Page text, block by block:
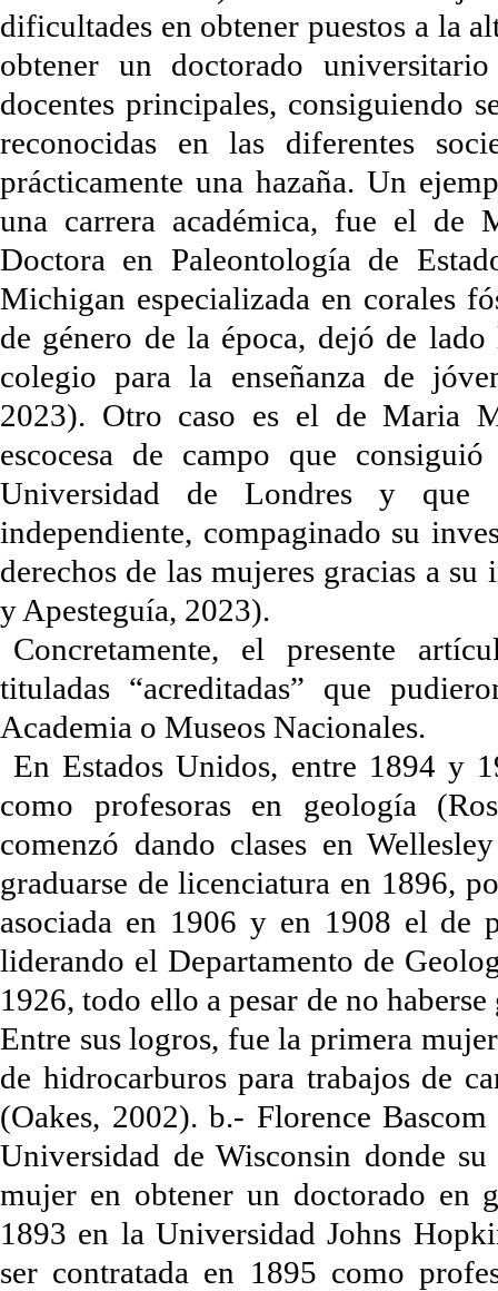
dificultades en obtener puestos a la
obtener un doctorado
docentes principales, consiguiendo
reconocidas en las diferentes
prácticamente una hazaña. Un
una carrera académica, fue el de
Doctora en Paleontología de
Michigan especializada en corales
de género de la época, dejó de
colegio para la enseñanza de
2023). Otro caso es el de Maria
escocesa de campo que
Universidad de Londres y que
independiente, compaginado su
derechos de las mujeres gracias a
y Apesteguía, 2023).
Concretamente, el presente
tituladas “acreditadas” que
Academia o Museos Nacionales.
En Estados Unidos, entre 1894 y
como profesoras en geología
comenzó dando clases en
graduarse de licenciatura en 1896,
asociada en 1906 y en 1908 el de
liderando el Departamento de
1926, todo ello a pesar de no
Entre sus logros, fue la primera
de hidrocarburos para trabajos de
(Oakes, 2002). b.- Florence
Universidad de Wisconsin donde
mujer en obtener un doctorado en
1893 en la Universidad Johns
ser contratada en 1895 como